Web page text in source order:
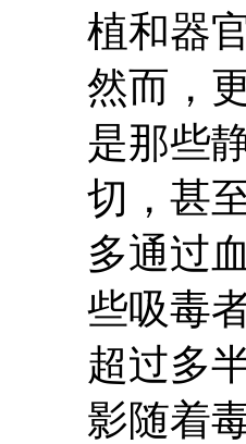
植和器
然而，
是那些
切，甚
多通过
些吸毒
超过多
影随着